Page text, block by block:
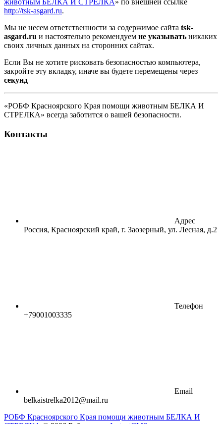
животным БЕЛКА И СТРЕЛКА» по внешней ссылке
http://tsk-asgard.ru.
Мы не несем ответственности за содержимое сайта tsk-
asgard.ru и настоятельно рекомендуем не указывать никаких
своих личных данных на сторонних сайтах.
Если Вы не хотите рисковать безопасностью компьютера,
закройте эту вкладку, иначе вы будете перемещены через
секунд
«РОБФ Красноярского Края помощи животным БЕЛКА И
СТРЕЛКА» всегда заботится о вашей безопасности.
Контакты
Адрес
Россия, Красноярский край, г. Заозерный, ул. Лесная, д.2
Телефон
+79001003335
Email
belkaistrelka2012@mail.ru
РОБФ Красноярского Края помощи животным БЕЛКА И